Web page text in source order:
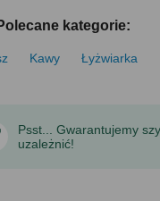
kategorie:
Kawy Łyżwiarka
Psst... Gwarantujemy
uzależnić!